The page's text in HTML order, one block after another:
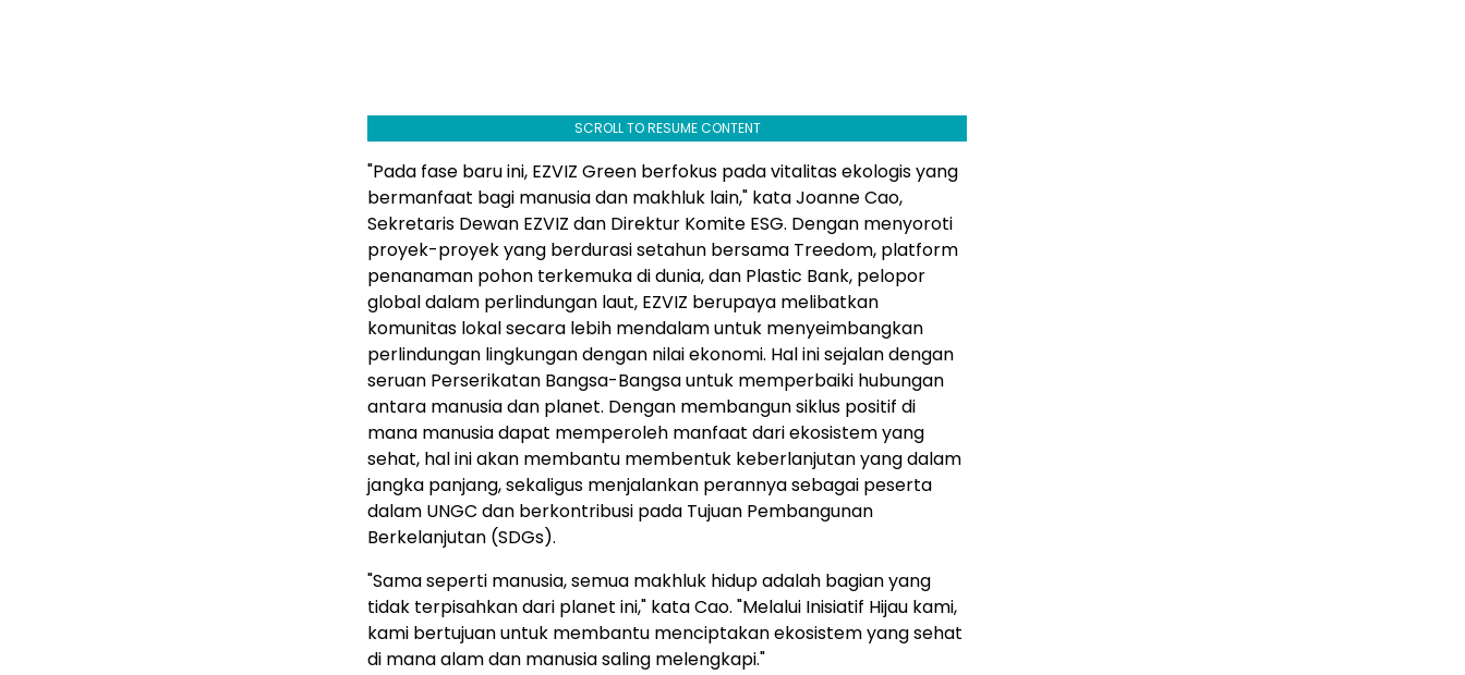
SCROLL TO RESUME CONTENT
"Pada fase baru ini, EZVIZ Green berfokus pada vitalitas ekologis yang
bermanfaat bagi manusia dan makhluk lain," kata Joanne Cao,
Sekretaris Dewan EZVIZ dan Direktur Komite ESG. Dengan menyoroti
proyek-proyek yang berdurasi setahun bersama Treedom, platform
penanaman pohon terkemuka di dunia, dan Plastic Bank, pelopor
global dalam perlindungan laut, EZVIZ berupaya melibatkan
komunitas lokal secara lebih mendalam untuk menyeimbangkan
perlindungan lingkungan dengan nilai ekonomi. Hal ini sejalan dengan
seruan Perserikatan Bangsa-Bangsa untuk memperbaiki hubungan
antara manusia dan planet. Dengan membangun siklus positif di
mana manusia dapat memperoleh manfaat dari ekosistem yang
sehat, hal ini akan membantu membentuk keberlanjutan yang dalam
jangka panjang, sekaligus menjalankan perannya sebagai peserta
dalam UNGC dan berkontribusi pada Tujuan Pembangunan
Berkelanjutan (SDGs).
"Sama seperti manusia, semua makhluk hidup adalah bagian yang
tidak terpisahkan dari planet ini," kata Cao. "Melalui Inisiatif Hijau kami,
kami bertujuan untuk membantu menciptakan ekosistem yang sehat
di mana alam dan manusia saling melengkapi."